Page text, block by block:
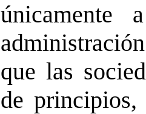
únicamente
que las
de principios,